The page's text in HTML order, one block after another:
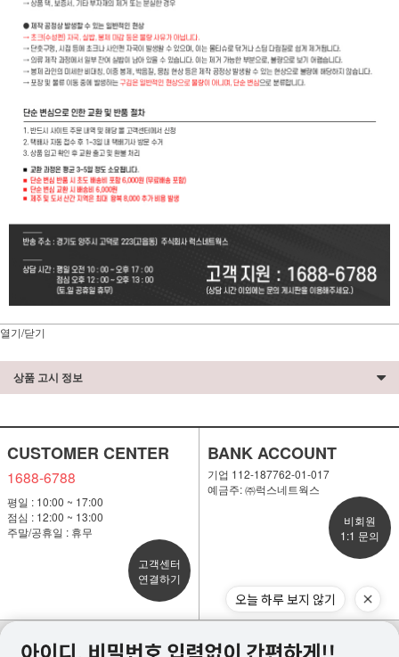
열기/닫기
상품 고시 정보
CUSTOMER CENTER
1688-6788
평일 : 10:00 ~ 17:00
점심 : 12:00 ~ 13:00
주말/공휴일 : 휴무
고객센터
연결하기
BANK ACCOUNT
기업 112-187762-01-017
예금주: ㈜럭스네트웍스
비회원
1:1 문의
오늘 하루 보지 않기